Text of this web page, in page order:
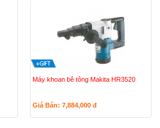
Máy khoan bê tông Makita HR3520
Giá Bán: 7,884,000 đ